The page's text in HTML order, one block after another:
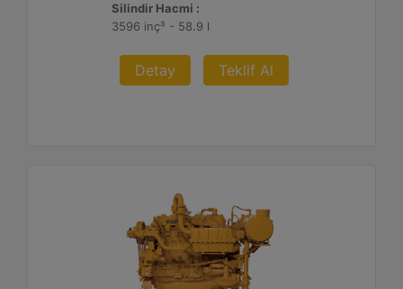
Silindir Hacmi :
3596 inç³ - 58.9 l
Detay Teklif Al